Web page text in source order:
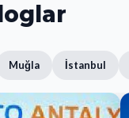
Muğla İstanbul